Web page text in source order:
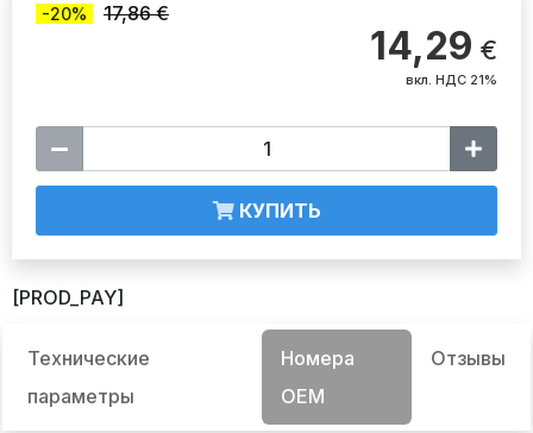
-20% 17,86 €
14,29 €
вкл. НДС 21%
КУПИТЬ
[PROD_PAY]
Технические
параметры
Номера
OEM
Отзывы